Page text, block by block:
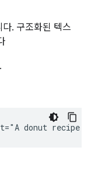
. 구조화된 텍스
donut